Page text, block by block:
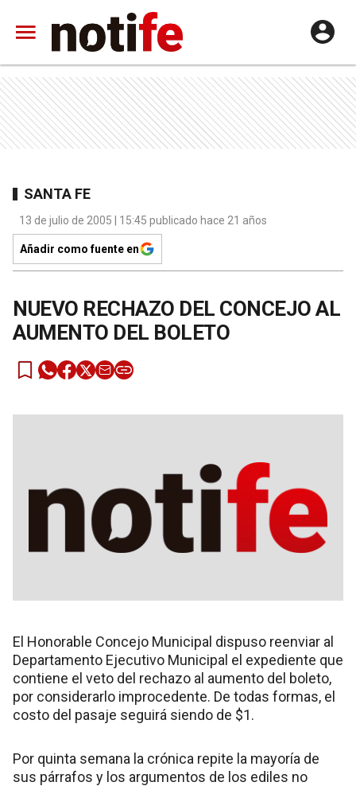
SANTA FE
13 de julio de 2005 | 15:45 publicado hace 21 años
Añadir como fuente en
NUEVO RECHAZO DEL CONCEJO AL
AUMENTO DEL BOLETO
El Honorable Concejo Municipal dispuso reenviar al
Departamento Ejecutivo Municipal el expediente que
contiene el veto del rechazo al aumento del boleto,
por considerarlo improcedente. De todas formas, el
costo del pasaje seguirá siendo de $1.
Por quinta semana la crónica repite la mayoría de
sus párrafos y los argumentos de los ediles no